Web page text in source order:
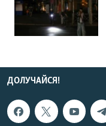
ДОЛУЧАЙСЯ!